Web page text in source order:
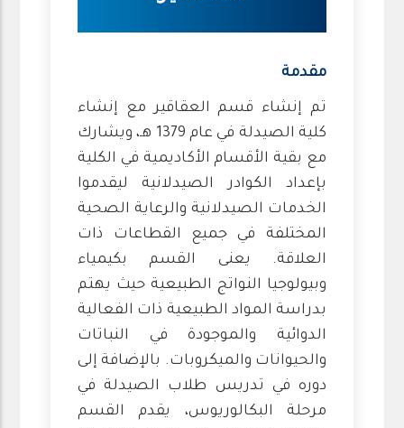
مقدمة
تم إنشاء قسم العقاقير مع إنشاء
كلية الصيدلة في عام 1379 هـ، ويشارك
مع بقية الأقسام الأكاديمية في الكلية
بإعداد الكوادر الصيدلانية ليقدموا
الخدمات الصيدلانية والرعاية الصحية
المختلفة في جميع القطاعات ذات
العلاقة. يعنى القسم بكيمياء
وبيولوجيا النواتج الطبيعية حيث يهتم
بدراسة المواد الطبيعية ذات الفعالية
الدوائية والموجودة في النباتات
والحيوانات والميكروبات. بالإضافة إلى
دوره في تدريس طلاب الصيدلة في
مرحلة البكالوريوس، يقدم القسم